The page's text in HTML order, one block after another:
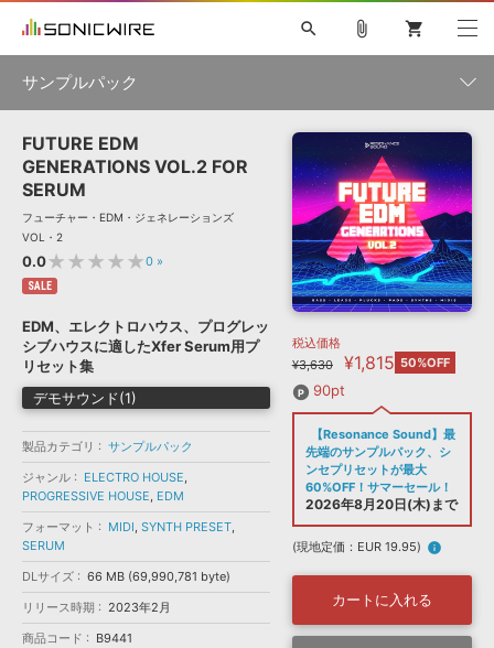
ソフト音源 »
プラグイン・エフェクト »
サンプルパック »
ソフトウェア／ツール »
DAW »
効果音 »
BGM »
キャンペーン »
ニュースレター »
SONICWIREブログ »
製品サポート情報 »
DTMガイド »
FAQ »
お問い合わせ »
音楽カード
楽曲配信流通サービス
無償のサウンド管理ソフト
次世代型 ボーカル・エディタ
search
初音ミク NT 巡音ルカ V4X
MEIKO V3
KAITO V3
VOCALOID TOONTRACK
SPITFIRE AUDIO
ライセンスフリーBGM
ボーカル抜き出し
DUBSTEP
ELECTRONICA
MUTANT
ROUTER.FM
ソフト音源 プラグイン・エフェクト
ソフトウェア／ツール DAW 効果音
attach_file shopping_cart
サンプルパック
製品一覧
ジャンル
メーカー
フォーマット
ランキング
FUTURE EDM
GENERATIONS VOL.2 FOR
SERUM
フューチャー・EDM・ジェネレーションズ
VOL・2
0.0★★★★★0 »
SALE
EDM、エレクトロハウス、プログレッ
シブハウスに適したXfer Serum用プ
リセット集
デモサウンド(1)
製品カテゴリ
サンプルパック
ジャンル
ELECTRO HOUSE,
PROGRESSIVE HOUSE, EDM
フォーマット
MIDI, SYNTH PRESET,
SERUM
DLサイズ
66 MB (69,990,781 byte)
リリース時期
2023年2月
商品コード
B9441
税込価格
¥3,630
¥1,815 50%OFF
90pt
【Resonance Sound】最
先端のサンプルパック、シ
ンセプリセットが最大
60%OFF！サマーセール！
2026年8月20日(木)まで
(現地定価：EUR 19.95) info
カートに入れる